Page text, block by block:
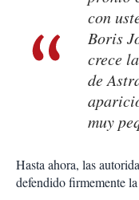
con
Boris
crece
de
muy
Hasta ahora, las
defendido firmemente